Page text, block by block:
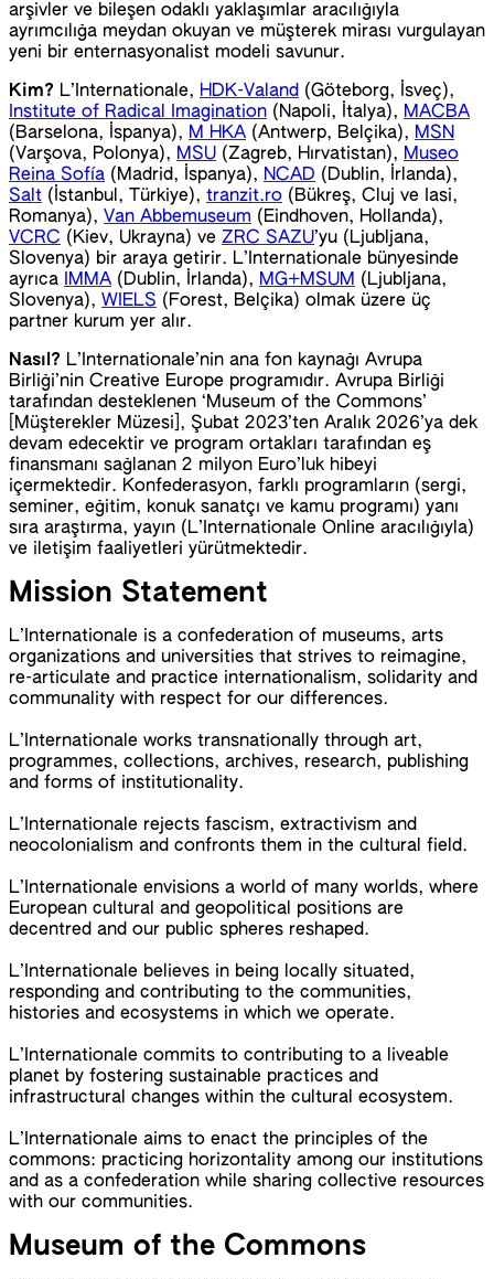
arşivler ve bileşen odaklı yaklaşımlar aracılığıyla
ayrımcılığa meydan okuyan ve müşterek mirası vurgulayan
yeni bir enternasyonalist modeli savunur.
Kim? L’Internationale, HDK-Valand (Göteborg, İsveç),
Institute of Radical Imagination (Napoli, İtalya), MACBA
(Barselona, İspanya), M HKA (Antwerp, Belçika), MSN
(Varşova, Polonya), MSU (Zagreb, Hırvatistan), Museo
Reina Sofía (Madrid, İspanya), NCAD (Dublin, İrlanda),
Salt (İstanbul, Türkiye), tranzit.ro (Bükreş, Cluj ve Iasi,
Romanya), Van Abbemuseum (Eindhoven, Hollanda),
VCRC (Kiev, Ukrayna) ve ZRC SAZU’yu (Ljubljana,
Slovenya) bir araya getirir. L’Internationale bünyesinde
ayrıca
IMMA (Dublin, İrlanda), MG+MSUM (Ljubljana,
Slovenya), WIELS (Forest, Belçika) olmak üzere üç
partner kurum yer alır.
Nasıl? L’Internationale’nin ana fon kaynağı Avrupa
Birliği’nin Creative Europe programıdır. Avrupa Birliği
tarafından desteklenen ‘Museum of the Commons’
[Müşterekler Müzesi], Şubat 2023’ten Aralık 2026’ya dek
devam edecektir ve program ortakları tarafından eş
finansmanı sağlanan 2 milyon Euro’luk hibeyi
içermektedir. Konfederasyon, farklı programların (sergi,
seminer, eğitim, konuk sanatçı ve kamu programı) yanı
sıra araştırma, yayın (L’Internationale Online aracılığıyla)
ve iletişim faaliyetleri yürütmektedir.
Mission Statement
L’Internationale is a confederation of museums, arts
organizations and universities that strives to reimagine,
re-articulate and practice internationalism, solidarity and
communality with respect for our differences.
L’Internationale works transnationally through art,
programmes, collections, archives, research, publishing
and forms of institutionality.
L’Internationale rejects fascism, extractivism and
neocolonialism and confronts them in the cultural field.
L’Internationale envisions a world of many worlds, where
European cultural and geopolitical positions are
decentred and our public spheres reshaped.
L’Internationale believes in being locally situated,
responding and contributing to the communities,
histories and ecosystems in which we operate.
L’Internationale commits to contributing to a liveable
planet by fostering sustainable practices and
infrastructural changes within the cultural ecosystem.
L’Internationale aims to enact the principles of the
commons: practicing horizontality among our institutions
and as a confederation while sharing collective resources
with our communities.
Museum of the Commons